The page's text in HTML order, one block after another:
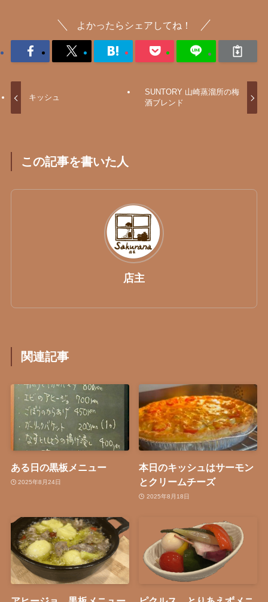
よかったらシェアしてね！
キッシュ
SUNTORY 山崎蒸溜所の梅
酒ブレンド
この記事を書いた人
店主
関連記事
ある日の黒板メニュー
2025年8月24日
本日のキッシュはサーモン
とクリームチーズ
2025年8月18日